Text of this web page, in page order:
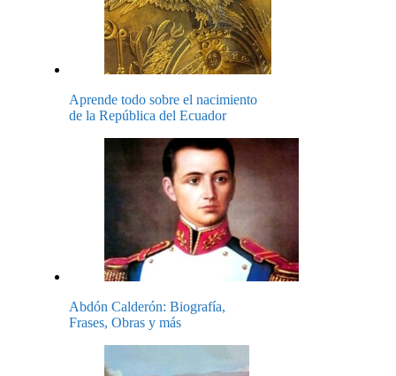
Aprende todo sobre el nacimiento
de la República del Ecuador
Abdón Calderón: Biografía,
Frases, Obras y más